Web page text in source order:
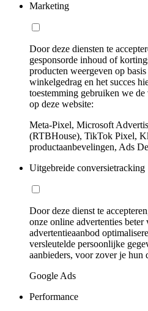
Marketing
Door deze diensten te
gesponsorde inhoud of
producten weergeven op
winkelgedrag en het succes
toestemming gebruiken we
op deze website:
Meta-Pixel, Microsoft
(RTBHouse), TikTok Pixel,
productaanbevelingen, Ads
Uitgebreide conversietracking
Door deze dienst te
onze online advertenties beter
advertentieaanbod
versleutelde persoonlijke
aanbieders, voor zover je hun
Google Ads
Performance